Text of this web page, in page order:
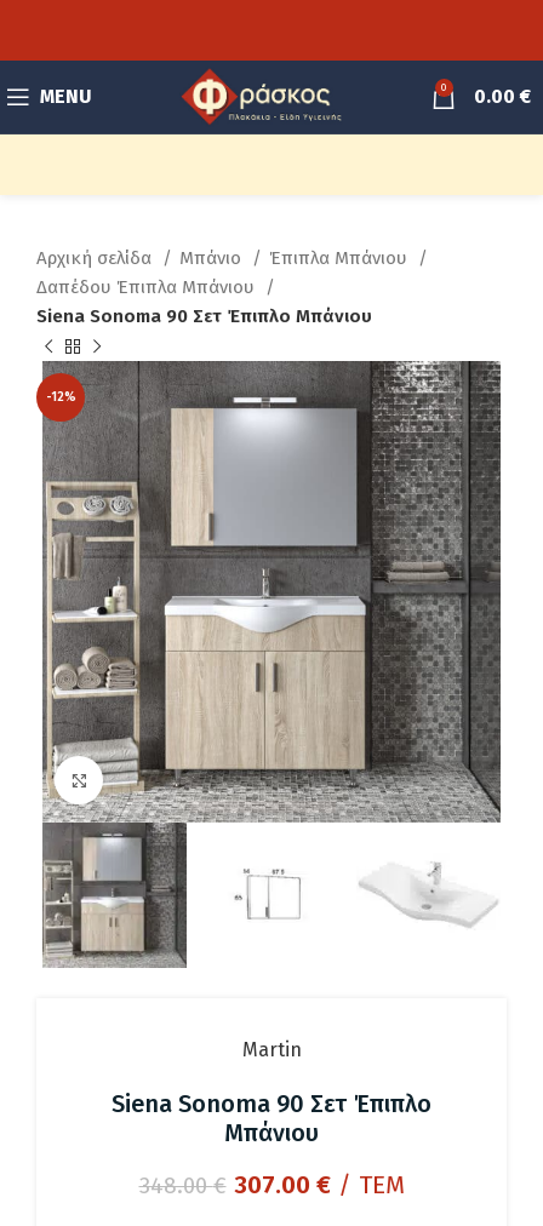
MENU 0 0.00€
Αρχική σελίδα Μπάνιο
Έπιπλα Μπάνιου
Δαπέδου Έπιπλα Μπάνιου
Siena Sonoma 90 Σετ Έπιπλο Μπάνιου
-12%
Click to enlarge
Martin
Siena Sonoma 90 Σετ Έπιπλο
Μπάνιου
348.00€ Original
307.00 €Η
/ ΤΕΜ